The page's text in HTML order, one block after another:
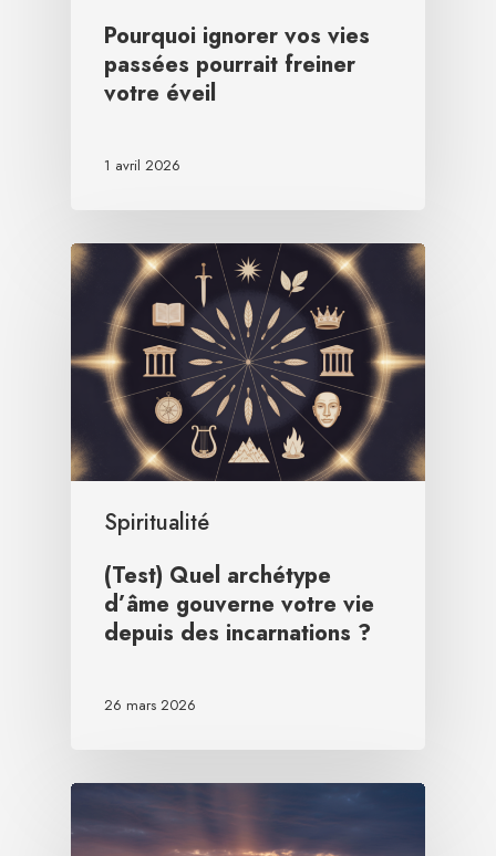
Pourquoi ignorer vos vies
passées pourrait freiner
votre éveil
1 avril 2026
Spiritualité
(Test) Quel archétype
d’âme gouverne votre vie
depuis des incarnations ?
26 mars 2026